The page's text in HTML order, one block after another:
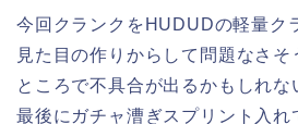
今回クランクをHUDUDの軽量ク
見た目の作りからして問題なさそ
ところで不具合が出るかもしれな
最後にガチャ漕ぎスプリント入れ